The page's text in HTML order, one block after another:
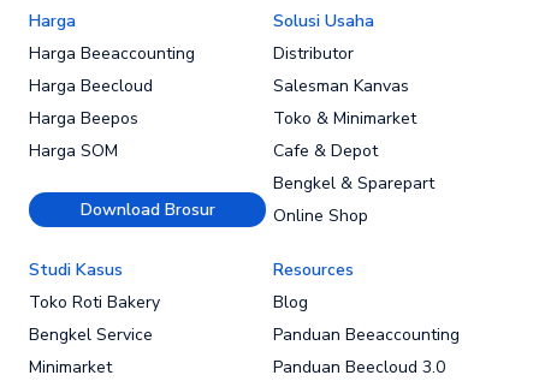
Harga
Harga Beeaccounting
Harga Beecloud
Harga Beepos
Harga SOM
Download Brosur
Solusi Usaha
Distributor
Salesman Kanvas
Toko & Minimarket
Cafe & Depot
Bengkel & Sparepart
Online Shop
Studi Kasus
Toko Roti Bakery
Bengkel Service
Minimarket
Resources
Blog
Panduan Beeaccounting
Panduan Beecloud 3.0